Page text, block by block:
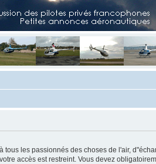
les passionnés des choses de l'air,
accès est restreint. Vous devez